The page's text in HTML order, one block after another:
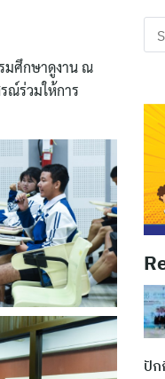
มศึกษาดูงาน ณ
ณ์ร่วมให้การ
ปัก